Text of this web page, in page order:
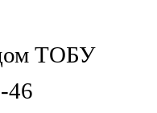
ТОБУ
46